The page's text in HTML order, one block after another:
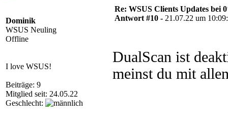
Dominik
WSUS Neuling
Offline
I love WSUS!
Beiträge: 9
Mitglied seit: 24.05.22
Geschlecht:
Re: WSUS Clients Updates bei
Antwort #10 - 21.07.22 um
DualScan ist
meinst du mit